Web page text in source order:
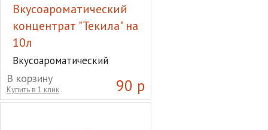
Вкусоароматический
концентрат "Текила" на
10л
Вкусоароматический
концентрат "Текила" на 10л
90 р
В корзину
Купить в 1 клик